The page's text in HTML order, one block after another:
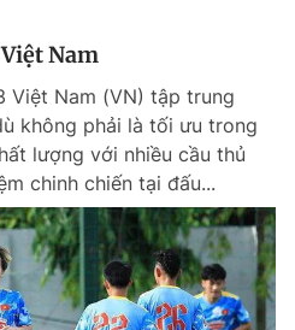
Tin 24h
Tin 360
Nam
Việt Nam (VN) tập trung
không phải là tối ưu trong
lượng với nhiều cầu thủ
chinh chiến tại đấu...